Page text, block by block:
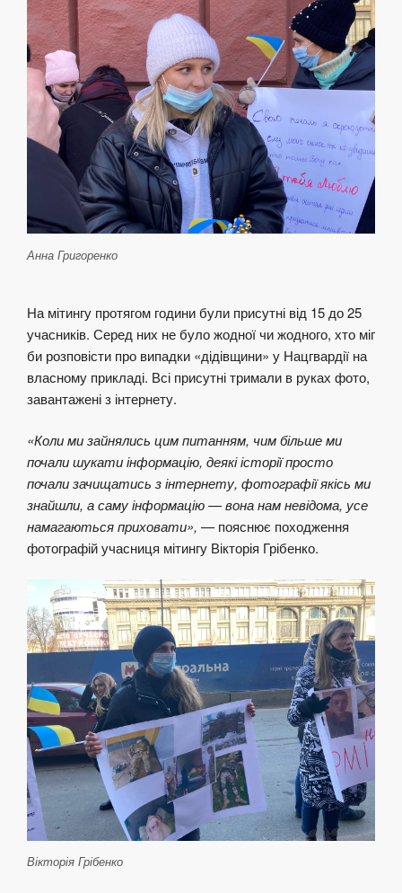
Анна Григоренко
На мітингу протягом години були присутні від 15 до 25
учасників. Серед них не було жодної чи жодного, хто міг
би розповісти про випадки «дідівщини» у Нацгвардії на
власному прикладі. Всі присутні тримали в руках фото,
завантажені з інтернету.
«Коли ми зайнялись цим питанням, чим більше ми
почали шукати інформацію, деякі історії просто
почали зачищатись з інтернету, фотографії якісь ми
знайшли, а саму інформацію — вона нам невідома, усе
намагаються приховати», —пояснює походження
фотографій учасниця мітингу Вікторія Грібенко.
Вікторія Грібенко